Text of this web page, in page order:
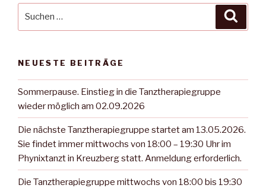
NEUESTE BEITRÄGE
Sommerpause. Einstieg in die Tanztherapiegruppe
wieder möglich am 02.09.2026
Die nächste Tanztherapiegruppe startet am 13.05.2026.
Sie findet immer mittwochs von 18:00 – 19:30 Uhr im
Phynixtanzt in Kreuzberg statt. Anmeldung erforderlich.
Die Tanztherapiegruppe mittwochs von 18:00 bis 19:30